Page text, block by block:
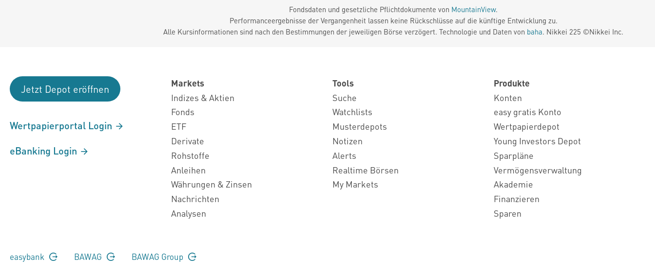
Fondsdaten und gesetzliche Pflichtdokumente von MountainView.
Performanceergebnisse der Vergangenheit lassen keine Rückschlüsse auf die künftige Entwicklung zu.
Alle Kursinformationen sind nach den Bestimmungen der jeweiligen Börse verzögert. Technologie und Daten von baha. Nikkei 225 ©Nikkei Inc.
Jetzt Depot eröffnen
Wertpapierportal Login
eBanking Login
Markets
Indizes & Aktien
Fonds
ETF
Derivate
Rohstoffe
Anleihen
Währungen & Zinsen
Nachrichten
Analysen
Tools
Suche
Watchlists
Musterdepots
Notizen
Alerts
Realtime Börsen
My Markets
Produkte
Konten
easy gratis Konto
Wertpapierdepot
Young Investors Depot
Sparpläne
Vermögensverwaltung
Akademie
Finanzieren
Sparen
easybank BAWAG BAWAG Group